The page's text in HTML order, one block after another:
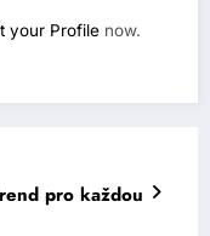
your Profile now.
pro každou